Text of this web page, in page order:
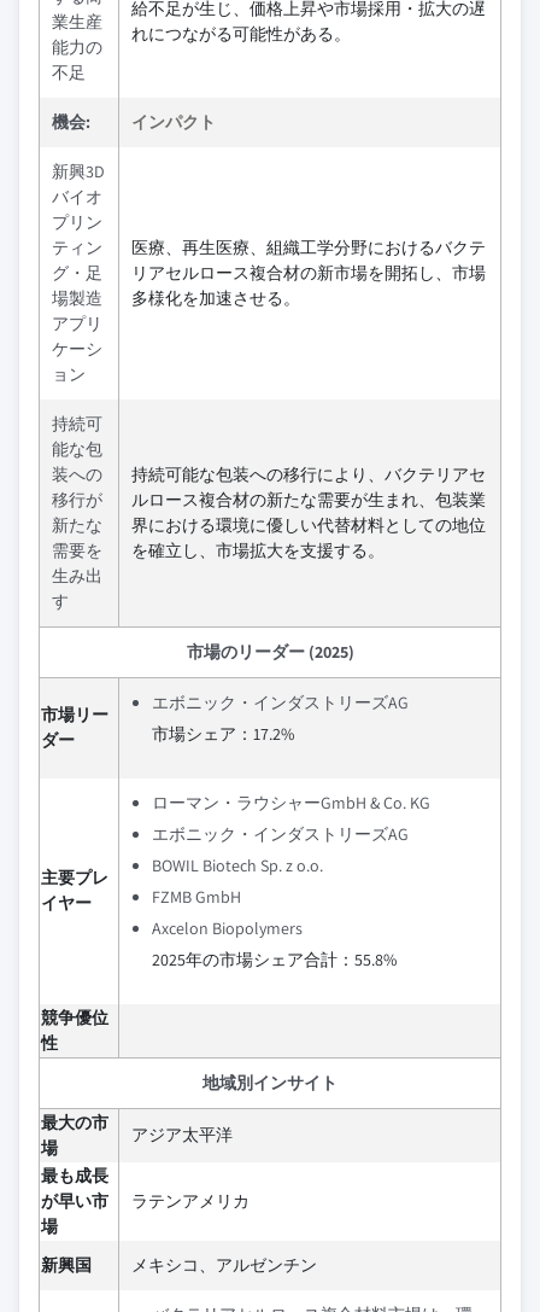
業生産
能力の
不足
給不足が生じ、価格上昇や市場採用・拡大の遅
れにつながる可能性がある。
機会: インパクト
新興3D
バイオ
プリン
ティン
グ・足
場製造
アプリ
ケーシ
ョン
医療、再生医療、組織工学分野におけるバクテ
リアセルロース複合材の新市場を開拓し、市場
多様化を加速させる。
持続可
能な包
装への
移行が
新たな
需要を
生み出
す
持続可能な包装への移行により、バクテリアセ
ルロース複合材の新たな需要が生まれ、包装業
界における環境に優しい代替材料としての地位
を確立し、市場拡大を支援する。
市場のリーダー (2025)
市場リー
ダー
エボニック・インダストリーズAG
市場シェア：17.2%
主要プレ
イヤー
ローマン・ラウシャーGmbH & Co. KG
エボニック・インダストリーズAG
BOWIL Biotech Sp. z o.o.
FZMB GmbH
Axcelon Biopolymers
2025年の市場シェア合計：55.8%
競争優位
性
地域別インサイト
最大の市
場
アジア太平洋
最も成長
が早い市
場
ラテンアメリカ
新興国 メキシコ、アルゼンチン